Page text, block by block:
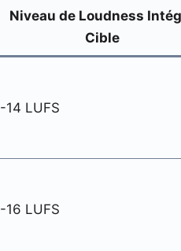
Niveau de Loudness
Cible
-14 LUFS
-16 LUFS